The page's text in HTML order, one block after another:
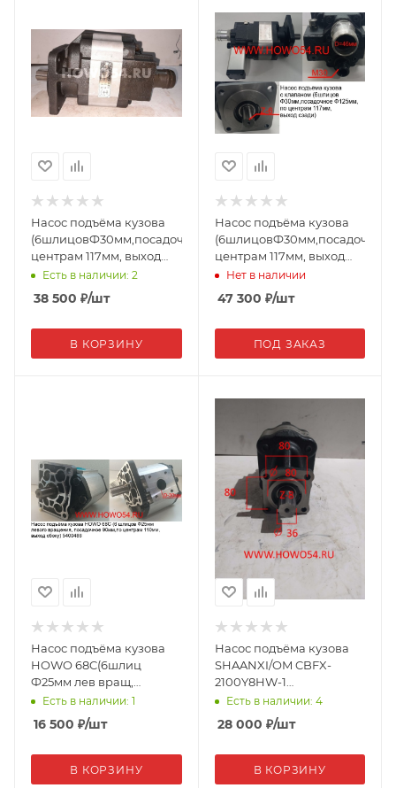
Насос подъёма кузова
(6шлицовФ30мм,посадочноеФ125мм,по
центрам 117мм, выход
сзади) CBD-F100-4 (18617
Есть в наличии: 2
38 500 ₽/шт
В КОРЗИНУ
Насос подъёма кузова
центрам 117мм, выход
сзади) новое качество
Нет в наличии
47 300 ₽/шт
ПОД ЗАКАЗ
Насос подъёма кузова
HOWO 68C(6шлиц
Ф25мм лев вращ,
посад90мм,по
центр110мм,вых
сбоку)CBF-68C(00486)
Есть в наличии: 1
16 500 ₽/шт
В КОРЗИНУ
Насос подъёма кузова
SHAANXI/OM CBFX-
2100Y8HW-1
(18620/00481)
Есть в наличии: 4
28 000 ₽/шт
В КОРЗИНУ